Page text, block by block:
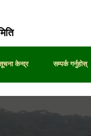
केन्द्र सम्पर्क गर्नुहोस्